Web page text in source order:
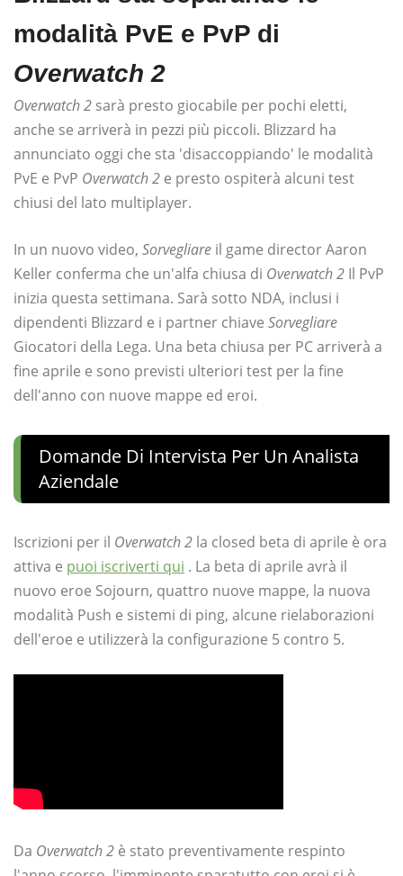
modalità PvE e PvP di
Overwatch 2
Overwatch 2 sarà presto giocabile per pochi eletti,
anche se arriverà in pezzi più piccoli. Blizzard ha
annunciato oggi che sta 'disaccoppiando' le modalità
PvE e PvP Overwatch 2 e presto ospiterà alcuni test
chiusi del lato multiplayer.
In un nuovo video, Sorvegliare il game director Aaron
Keller conferma che un'alfa chiusa di Overwatch 2 Il PvP
inizia questa settimana. Sarà sotto NDA, inclusi i
dipendenti Blizzard e i partner chiave Sorvegliare
Giocatori della Lega. Una beta chiusa per PC arriverà a
fine aprile e sono previsti ulteriori test per la fine
dell'anno con nuove mappe ed eroi.
Domande Di Intervista Per Un Analista
Aziendale
Iscrizioni per il Overwatch 2 la closed beta di aprile è ora
attiva e puoi iscriverti qui . La beta di aprile avrà il
nuovo eroe Sojourn, quattro nuove mappe, la nuova
modalità Push e sistemi di ping, alcune rielaborazioni
dell'eroe e utilizzerà la configurazione 5 contro 5.
Da Overwatch 2 è stato preventivamente respinto